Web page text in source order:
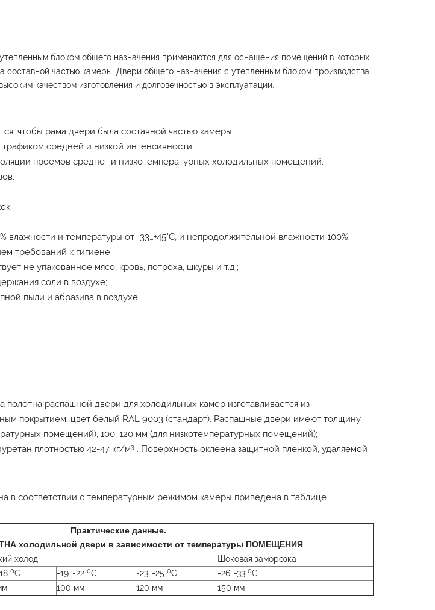
блоком общего назначения применяются для оснащения помещений в которых
составной частью камеры. Двери общего назначения с утепленным блоком производства
качеством изготовления и долговечностью в эксплуатации.
чтобы рама двери была составной частью камеры;
средней и низкой интенсивности;
проемов средне- и низкотемпературных холодильных помещений;
влажности и температуры от -33…+45°С, и непродолжительной влажности 100%;
требований к гигиене;
не упакованное мясо, кровь, потроха, шкуры и т.д.;
соли в воздухе;
пыли и абразива в воздухе.
распашной двери для холодильных камер изготавливается из
покрытием, цвет белый RAL 9003 (стандарт). Распашные двери имеют толщину
помещений), 100, 120 мм (для низкотемпературных помещений);
плотностью 42-47 кг/м3. Поверхность оклеена защитной пленкой, удаляемой
в соответствии с температурным режимом камеры приведена в таблице.
Практические данные.
холодильной двери в зависимости от температуры ПОМЕЩЕНИЯ
холод
Шоковая заморозка
0C -19…-22 0C -23…-25 0C -26…-33 0C
100 мм 120 мм 150 мм